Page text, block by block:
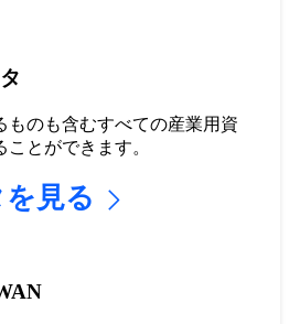
ものも含むすべての産業用資
とができます。
見る